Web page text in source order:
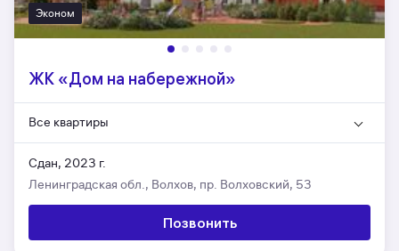
Эконом
ЖК «Дом на набережной»
Все квартиры
Сдан, 2023 г.
Ленинградская обл., Волхов, пр. Волховский, 53
Позвонить